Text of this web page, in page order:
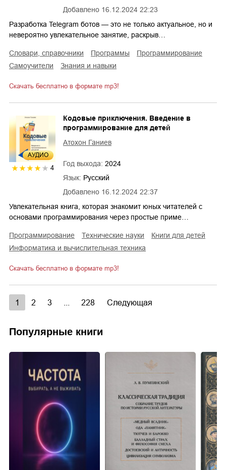
Добавлено 16.12.2024 22:23
Разработка Telegram ботов — это не только актуальное, но и
невероятно увлекательное занятие, раскрыв…
словари, справочники программы
программирование
самоучители
знания и навыки
Скачать бесплатно в формате mp3!
AУДИО
4
Добавлено 16.12.2024 22:37
Кодовые приключения. Введение в
программирование для детей
Атохон Ганиев
Год выхода: 2024
Язык: Русский
Увлекательная книга, которая знакомит юных читателей с
основами программирования через простые приме…
программирование технические науки
книги для детей
информатика и вычислительная техника
Скачать бесплатно в формате mp3!
1 2 3 228 Следующая
Популярные книги